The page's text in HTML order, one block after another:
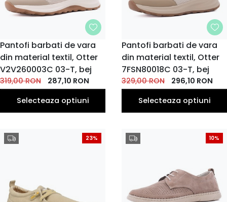
MARIME
38
EU
39
EU
40
EU
41
EU
42
EU
43
EU
44
EU
Pantofi barbati de vara
din material textil, Otter
V2V260003C 03-T, bej
319,00RON 287,10 RON
Selecteaza optiuni
MARIME
39
EU
40
EU
41
EU
42
EU
43
EU
Pantofi barbati de vara
din material textil, Otter
7FSN80018C 03-T, bej
329,00RON 296,10 RON
Selecteaza optiuni
23% 10%